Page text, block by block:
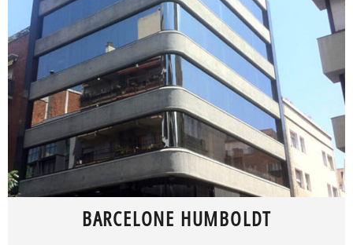
BARCELONE HUMBOLDT